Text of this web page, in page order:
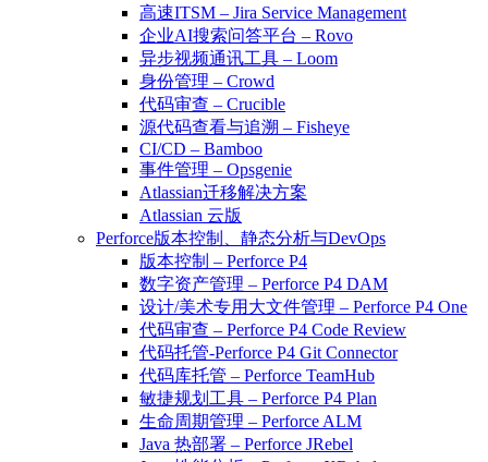
高速ITSM – Jira Service Management
企业AI搜索问答平台 – Rovo
异步视频通讯工具 – Loom
身份管理 – Crowd
代码审查 – Crucible
源代码查看与追溯 – Fisheye
CI/CD – Bamboo
事件管理 – Opsgenie
Atlassian迁移解决方案
Atlassian 云版
Perforce版本控制、静态分析与DevOps
版本控制 – Perforce P4
数字资产管理 – Perforce P4 DAM
设计/美术专用大文件管理 – Perforce P4 One
代码审查 – Perforce P4 Code Review
代码托管-Perforce P4 Git Connector
代码库托管 – Perforce TeamHub
敏捷规划工具 – Perforce P4 Plan
生命周期管理 – Perforce ALM
Java 热部署 – Perforce JRebel